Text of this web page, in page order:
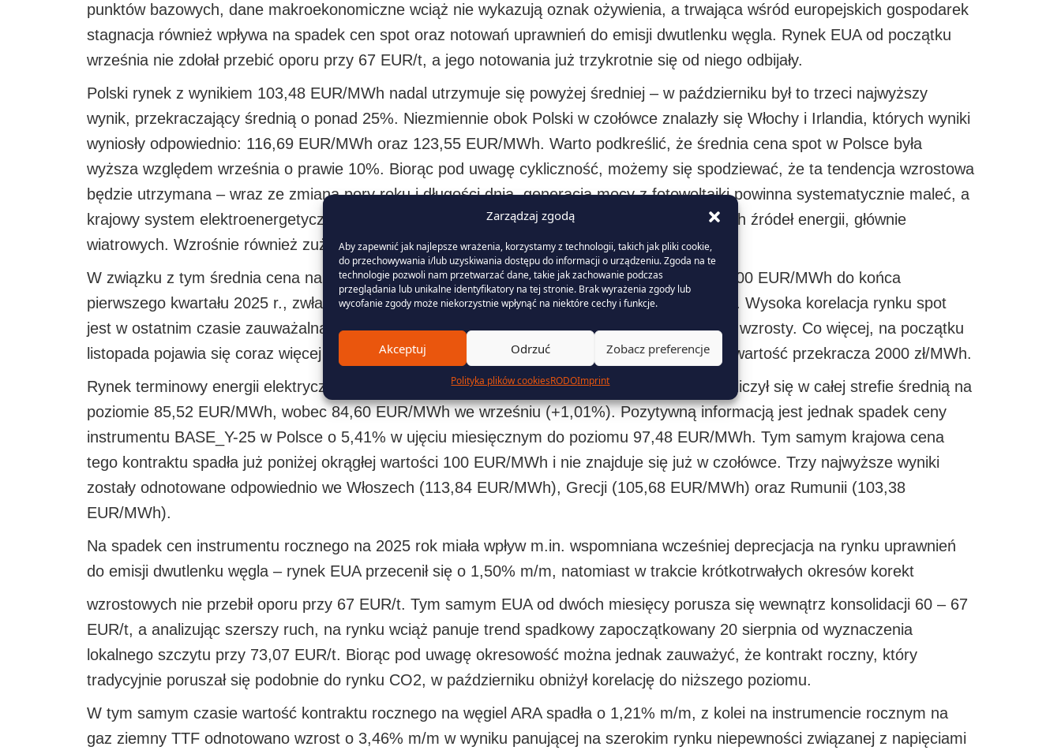
Zarządzaj zgodą
Aby zapewnić jak najlepsze wrażenia, korzystamy z technologii, takich jak pliki cookie,
do przechowywania i/lub uzyskiwania dostępu do informacji o urządzeniu. Zgoda na te
technologie pozwoli nam przetwarzać dane, takie jak zachowanie podczas
przeglądania lub unikalne identyfikatory na tej stronie. Brak wyrażenia zgody lub
wycofanie zgody może niekorzystnie wpłynąć na niektóre cechy i funkcje.
Akceptuj Odrzuć Zobacz preferencje
Polityka plików cookiesRODOImprint
punktów bazowych, dane makroekonomiczne wciąż nie wykazują oznak ożywienia, a trwająca wśród europejskich gospodarek
stagnacja również wpływa na spadek cen spot oraz notowań uprawnień do emisji dwutlenku węgla. Rynek EUA od początku
września nie zdołał przebić oporu przy 67 EUR/t, a jego notowania już trzykrotnie się od niego odbijały.
Polski rynek z wynikiem 103,48 EUR/MWh nadal utrzymuje się powyżej średniej – w październiku był to trzeci najwyższy
wynik, przekraczający średnią o ponad 25%. Niezmiennie obok Polski w czołówce znalazły się Włochy i Irlandia, których wyniki
wyniosły odpowiednio: 116,69 EUR/MWh oraz 123,55 EUR/MWh. Warto podkreślić, że średnia cena spot w Polsce była
wyższa względem września o prawie 10%. Biorąc pod uwagę cykliczność, możemy się spodziewać, że ta tendencja wzrostowa
będzie utrzymana – wraz ze zmianą pory roku i długości dnia, generacja mocy z fotowoltaiki powinna systematycznie maleć, a
krajowy system elektroenergetyczny będzie bardziej uzależniony od pozostałych odnawialnych źródeł energii, głównie
wiatrowych. Wzrośnie również zużycie energii w gospodarstwach domowych.
W związku z tym średnia cena na rynku spot prawdopodobnie nie spadnie poniżej poziomu 100 EUR/MWh do końca
pierwszego kwartału 2025 r., zwłaszcza w scenariuszu okresowo mroźnej i bezwietrznej zimy. Wysoka korelacja rynku spot
jest w ostatnim czasie zauważalna z kontraktami miesięcznymi, które także regularnie notują wzrosty. Co więcej, na początku
listopada pojawia się coraz więcej pojedynczych godzin na Rynku Dnia Następnego, których wartość przekracza 2000 zł/MWh.
Rynek terminowy energii elektrycznej, reprezentowany przez kontrakty roczne na 2025 r. rozliczył się w całej strefie średnią na
poziomie 85,52 EUR/MWh, wobec 84,60 EUR/MWh we wrześniu (+1,01%). Pozytywną informacją jest jednak spadek ceny
instrumentu BASE_Y-25 w Polsce o 5,41% w ujęciu miesięcznym do poziomu 97,48 EUR/MWh. Tym samym krajowa cena
tego kontraktu spadła już poniżej okrągłej wartości 100 EUR/MWh i nie znajduje się już w czołówce. Trzy najwyższe wyniki
zostały odnotowane odpowiednio we Włoszech (113,84 EUR/MWh), Grecji (105,68 EUR/MWh) oraz Rumunii (103,38
EUR/MWh).
Na spadek cen instrumentu rocznego na 2025 rok miała wpływ m.in. wspomniana wcześniej deprecjacja na rynku uprawnień
do emisji dwutlenku węgla – rynek EUA przecenił się o 1,50% m/m, natomiast w trakcie krótkotrwałych okresów korekt
wzrostowych nie przebił oporu przy 67 EUR/t. Tym samym EUA od dwóch miesięcy porusza się wewnątrz konsolidacji 60 – 67
EUR/t, a analizując szerszy ruch, na rynku wciąż panuje trend spadkowy zapoczątkowany 20 sierpnia od wyznaczenia
lokalnego szczytu przy 73,07 EUR/t. Biorąc pod uwagę okresowość można jednak zauważyć, że kontrakt roczny, który
tradycyjnie poruszał się podobnie do rynku CO2, w październiku obniżył korelację do niższego poziomu.
W tym samym czasie wartość kontraktu rocznego na węgiel ARA spadła o 1,21% m/m, z kolei na instrumencie rocznym na
gaz ziemny TTF odnotowano wzrost o 3,46% m/m w wyniku panującej na szerokim rynku niepewności związanej z napięciami